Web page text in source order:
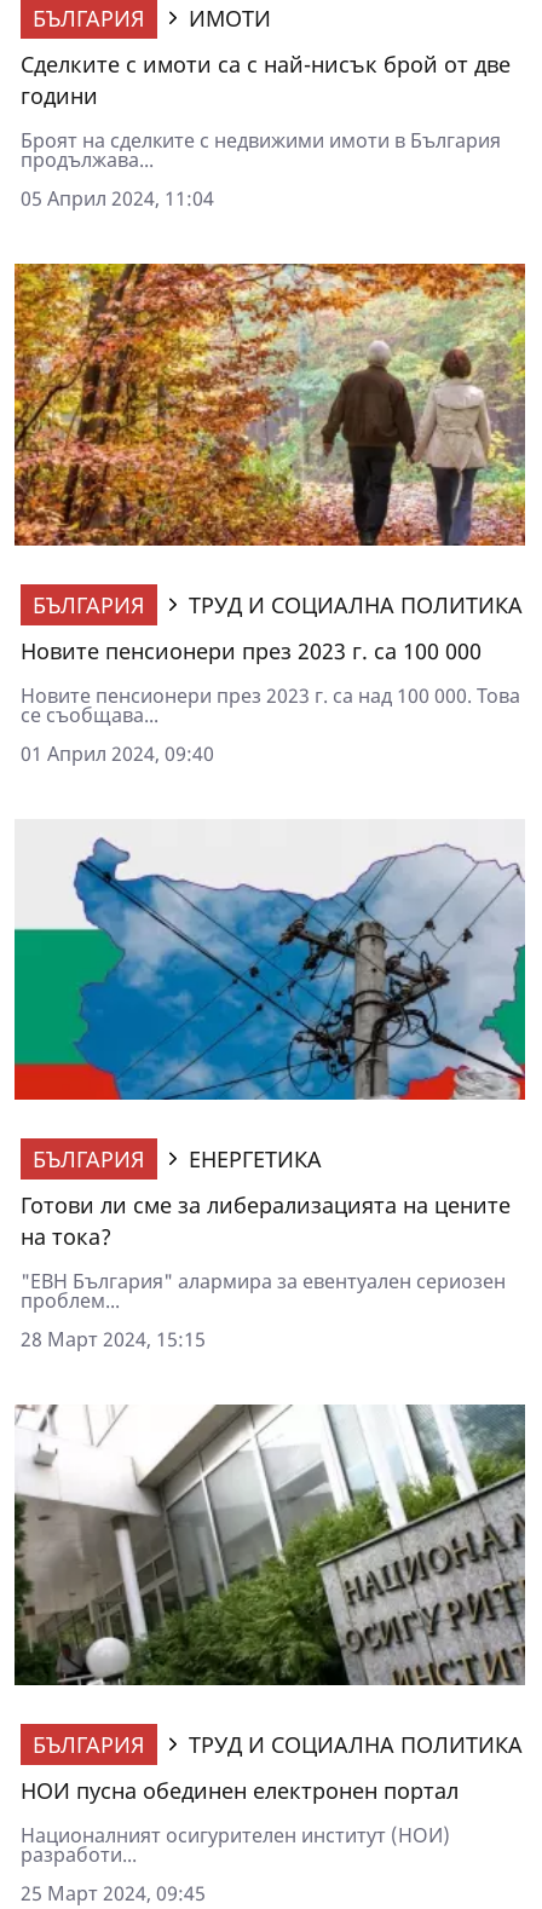
БЪЛГАРИЯ
ИМОТИ
Сделките с имоти са с най-нисък брой от две
години
Броят на сделките с недвижими имоти в България
продължава...
05 Април 2024, 11:04
БЪЛГАРИЯ
ТРУД И СОЦИАЛНА ПОЛИТИКА
Новите пенсионери през 2023 г. са 100 000
Новите пенсионери през 2023 г. са над 100 000. Това
се съобщава...
01 Април 2024, 09:40
БЪЛГАРИЯ
ЕНЕРГЕТИКА
Готови ли сме за либерализацията на цените
на тока?
"ЕВН България" алармира за евентуален сериозен
проблем...
28 Март 2024, 15:15
БЪЛГАРИЯ
ТРУД И СОЦИАЛНА ПОЛИТИКА
НОИ пусна обединен електронен портал
Националният осигурителен институт (НОИ)
разработи...
25 Март 2024, 09:45